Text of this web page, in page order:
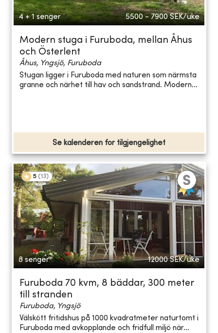
4 + 1 senger 5500 - 7900 SEK/uke
Modern stuga i Furuboda, mellan Åhus
och Österlent
Åhus, Yngsjö, Furuboda
Stugan ligger i Furuboda med naturen som närmsta
granne och närhet till hav och sandstrand. Modern...
Se kalenderen for tilgjengelighet
5 (13)
8 senger 12000 SEK/uke
Furuboda 70 kvm, 8 bäddar, 300 meter
till stranden
Furuboda, Yngsjö
Välskött fritidshus på 1000 kvadratmeter naturtomt i
Furuboda med avkopplande och fridfull miljö när...